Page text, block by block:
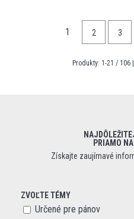
1 2 3
Produkty: 1-21 / 106|
PRIAMO
Získajte zaujímavé
ZVOĽTE TÉMY
Určené pre pánov